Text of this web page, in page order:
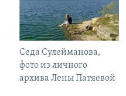
Седа Сулейманова,
фото из личного
архива Лены Патяевой